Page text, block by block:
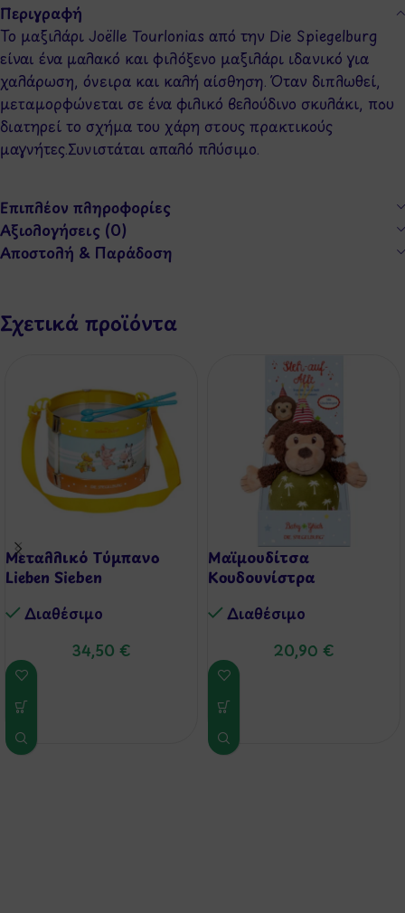
Περιγραφή
Το μαξιλάρι Joëlle Tourlonias από την Die Spiegelburg
είναι ένα μαλακό και φιλόξενο μαξιλάρι ιδανικό για
χαλάρωση, όνειρα και καλή αίσθηση. Όταν διπλωθεί,
μεταμορφώνεται σε ένα φιλικό βελούδινο σκυλάκι, που
διατηρεί το σχήμα του χάρη στους πρακτικούς
μαγνήτες.Συνιστάται απαλό πλύσιμο.
Επιπλέον πληροφορίες
Αξιολογήσεις (0)
Αποστολή & Παράδοση
Σχετικά προϊόντα
Μεταλλικό Τύμπανο
Lieben Sieben
Διαθέσιμo
34,50 €
Μαϊμουδίτσα
Κουδουνίστρα
Διαθέσιμo
20,90 €